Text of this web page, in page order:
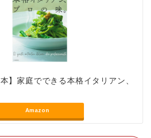
】家庭でできる本格イタリアン、
Amazon